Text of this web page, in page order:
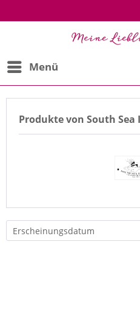
Menü
Produkte von South Sea